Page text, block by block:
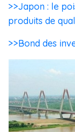
>>Japon : le
produits de
>>Bond des